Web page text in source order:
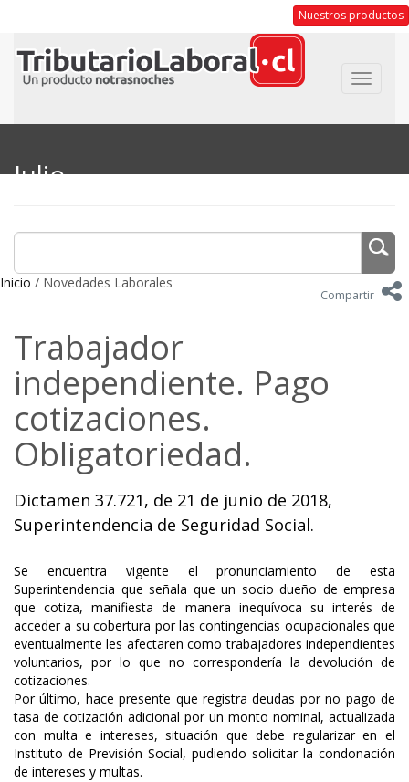
Nuestros productos
Toggle
Julio
Inicio / Novedades Laborales
Compartir
Trabajador
independiente. Pago
cotizaciones.
Obligatoriedad.
Dictamen 37.721, de 21 de junio de 2018,
Superintendencia de Seguridad Social.
Se encuentra vigente el pronunciamiento de esta
Superintendencia que señala que un socio dueño de empresa
que cotiza, manifiesta de manera inequívoca su interés de
acceder a su cobertura por las contingencias ocupacionales que
eventualmente les afectaren como trabajadores independientes
voluntarios, por lo que no correspondería la devolución de
cotizaciones.
Por último, hace presente que registra deudas por no pago de
tasa de cotización adicional por un monto nominal, actualizada
con multa e intereses, situación que debe regularizar en el
Instituto de Previsión Social, pudiendo solicitar la condonación
de intereses y multas.